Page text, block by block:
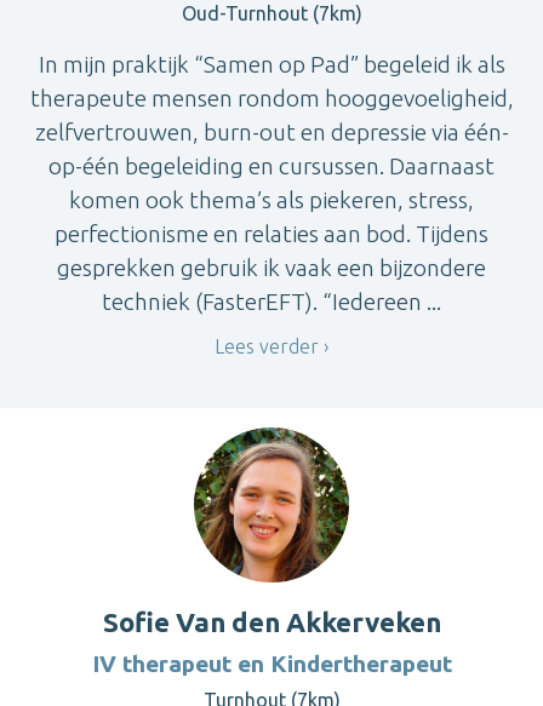
Oud-Turnhout (7km)
In mijn praktijk “Samen op Pad” begeleid ik als
therapeute mensen rondom hooggevoeligheid,
zelfvertrouwen, burn-out en depressie via één-
op-één begeleiding en cursussen. Daarnaast
komen ook thema’s als piekeren, stress,
perfectionisme en relaties aan bod. Tijdens
gesprekken gebruik ik vaak een bijzondere
techniek (FasterEFT). “Iedereen ...
Lees verder
Sofie Van den Akkerveken
IV therapeut en Kindertherapeut
Turnhout (7km)